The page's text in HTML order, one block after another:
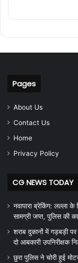
Pages
About Us
Contact Us
Home
Privacy Policy
CG NEWS TODAY
नवापारा ब्रेकिंग: लल्ला
सामग्री जप्त, पुलिस की
शराब दुकानों में गड़बड़ी पर
दो आबकारी उपनिरीक्षक
छुरा पुलिस ने चोरी हुई